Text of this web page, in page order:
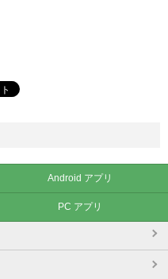
Android アプリ
PC アプリ